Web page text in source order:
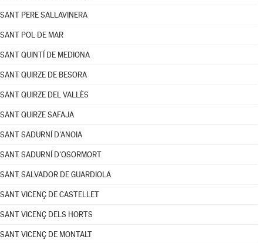
SANT PERE SALLAVINERA
SANT POL DE MAR
SANT QUINTÍ DE MEDIONA
SANT QUIRZE DE BESORA
SANT QUIRZE DEL VALLÈS
SANT QUIRZE SAFAJA
SANT SADURNÍ D'ANOIA
SANT SADURNÍ D'OSORMORT
SANT SALVADOR DE GUARDIOLA
SANT VICENÇ DE CASTELLET
SANT VICENÇ DELS HORTS
SANT VICENÇ DE MONTALT